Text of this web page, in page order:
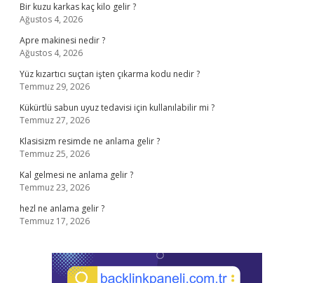
Bir kuzu karkas kaç kilo gelir ?
Ağustos 4, 2026
Apre makinesi nedir ?
Ağustos 4, 2026
Yüz kızartıcı suçtan işten çıkarma kodu nedir ?
Temmuz 29, 2026
Kükürtlü sabun uyuz tedavisi için kullanılabilir mi ?
Temmuz 27, 2026
Klasisizm resimde ne anlama gelir ?
Temmuz 25, 2026
Kal gelmesi ne anlama gelir ?
Temmuz 23, 2026
hezl ne anlama gelir ?
Temmuz 17, 2026